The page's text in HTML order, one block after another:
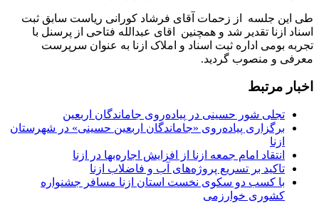
طی این جلسه از زحمات آقای فرشاد کورانی ریاست سابق ثبت
اسناد ازنا تقدیر شد و همچنین اقای عبدالله فتاحی از پرسنل با
تجربه بومی اداره ثبت اسناد و املاک ازنا به عنوان سرپرست
معرفی و منصوب گردید. ‌‌‌
اخبار مرتبط
تجلی شور حسینی در پیاده‌روی جاماندگان اربعین
برگزاری پیاده‌روی «جاماندگان اربعین حسینی» در شهرستان
ازنا
انتقاد امام جمعه ازنا از افزایش اجاره‌بها در ازنا
تاکید بر تسریع پروژه‌های آب و فاضلاب ازنا
با کسب دو سکوی نخست استان ازنا مسافر جشنواره
کشوری خوارزمی